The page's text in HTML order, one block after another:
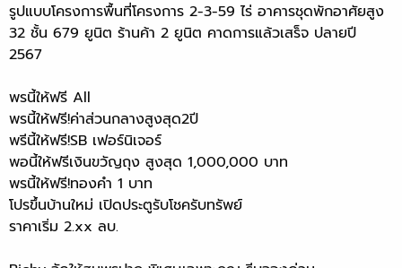
รูปแบบโครงการพื้นที่โครงการ 2-3-59 ไร่ อาคารชุดพักอาศัยสูง
32 ชั้น 679 ยูนิต ร้านค้า 2 ยูนิต คาดการแล้วเสร็จ ปลายปี
2567
พรนี้ให้ฟรี All
พรนี้ให้ฟรี!ค่าส่วนกลางสูงสุด2ปี
พรีนี้ให้ฟรี!SB เฟอร์นิเจอร์
พอนี้ให้ฟรีเงินขวัญถุง สูงสุด 1,000,000 บาท
พรนี้ให้ฟรี!ทองคำ 1 บาท
โปรขึ้นบ้านใหม่ เปิดประตูรับโชครับทรัพย์
ราคาเริ่ม 2.xx ลบ.